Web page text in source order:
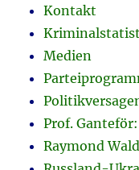
Kontakt
Medien
Prof.
Raymond